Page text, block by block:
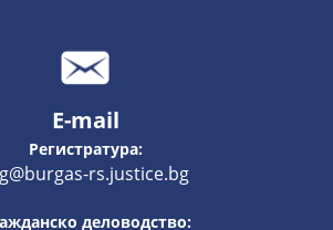
E-mail
Регистратура:
rs.justice.bg
деловодство: